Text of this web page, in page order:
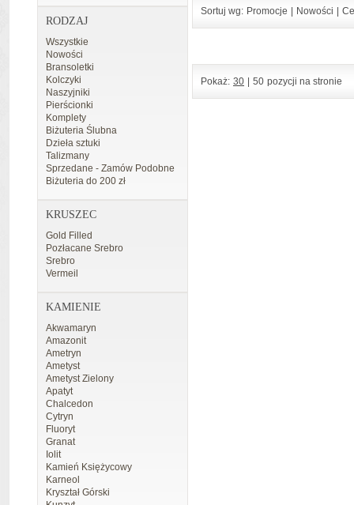
RODZAJ
Wszystkie
Nowości
Bransoletki
Kolczyki
Naszyjniki
Pierścionki
Komplety
Biżuteria Ślubna
Dzieła sztuki
Talizmany
Sprzedane - Zamów Podobne
Biżuteria do 200 zł
KRUSZEC
Gold Filled
Pozłacane Srebro
Srebro
Vermeil
KAMIENIE
Akwamaryn
Amazonit
Ametryn
Ametyst
Ametyst Zielony
Apatyt
Chalcedon
Cytryn
Fluoryt
Granat
Iolit
Kamień Księżycowy
Karneol
Kryształ Górski
Sortuj wg: Promocje Nowości
Pokaż: 30 50 pozycji na stronie